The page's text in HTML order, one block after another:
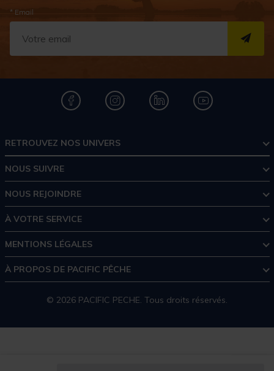
* Email
RETROUVEZ NOS UNIVERS
NOUS SUIVRE
NOUS REJOINDRE
À VOTRE SERVICE
MENTIONS LÉGALES
À PROPOS DE PACIFIC PÊCHE
© 2026 PACIFIC PECHE. Tous droits réservés.